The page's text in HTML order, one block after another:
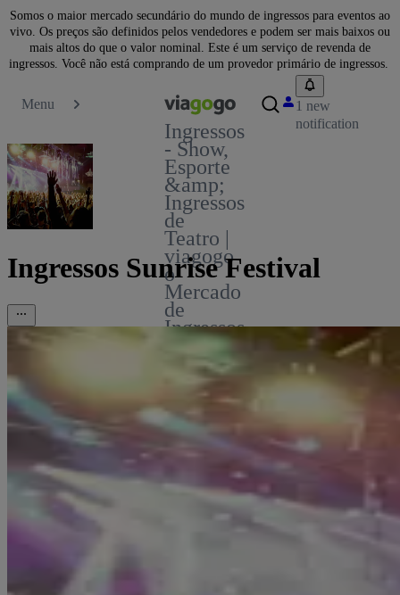
Somos o maior mercado secundário do mundo de ingressos para eventos ao
vivo. Os preços são definidos pelos vendedores e podem ser mais baixos ou
mais altos do que o valor nominal. Este é um serviço de revenda de
ingressos. Você não está comprando de um provedor primário de ingressos.
Menu
Ingressos
- Show,
Esporte
&amp;
Ingressos
de
Teatro |
viagogo
o
Mercado
de
Ingressos
1 new
notification
Ingressos Sunrise Festival